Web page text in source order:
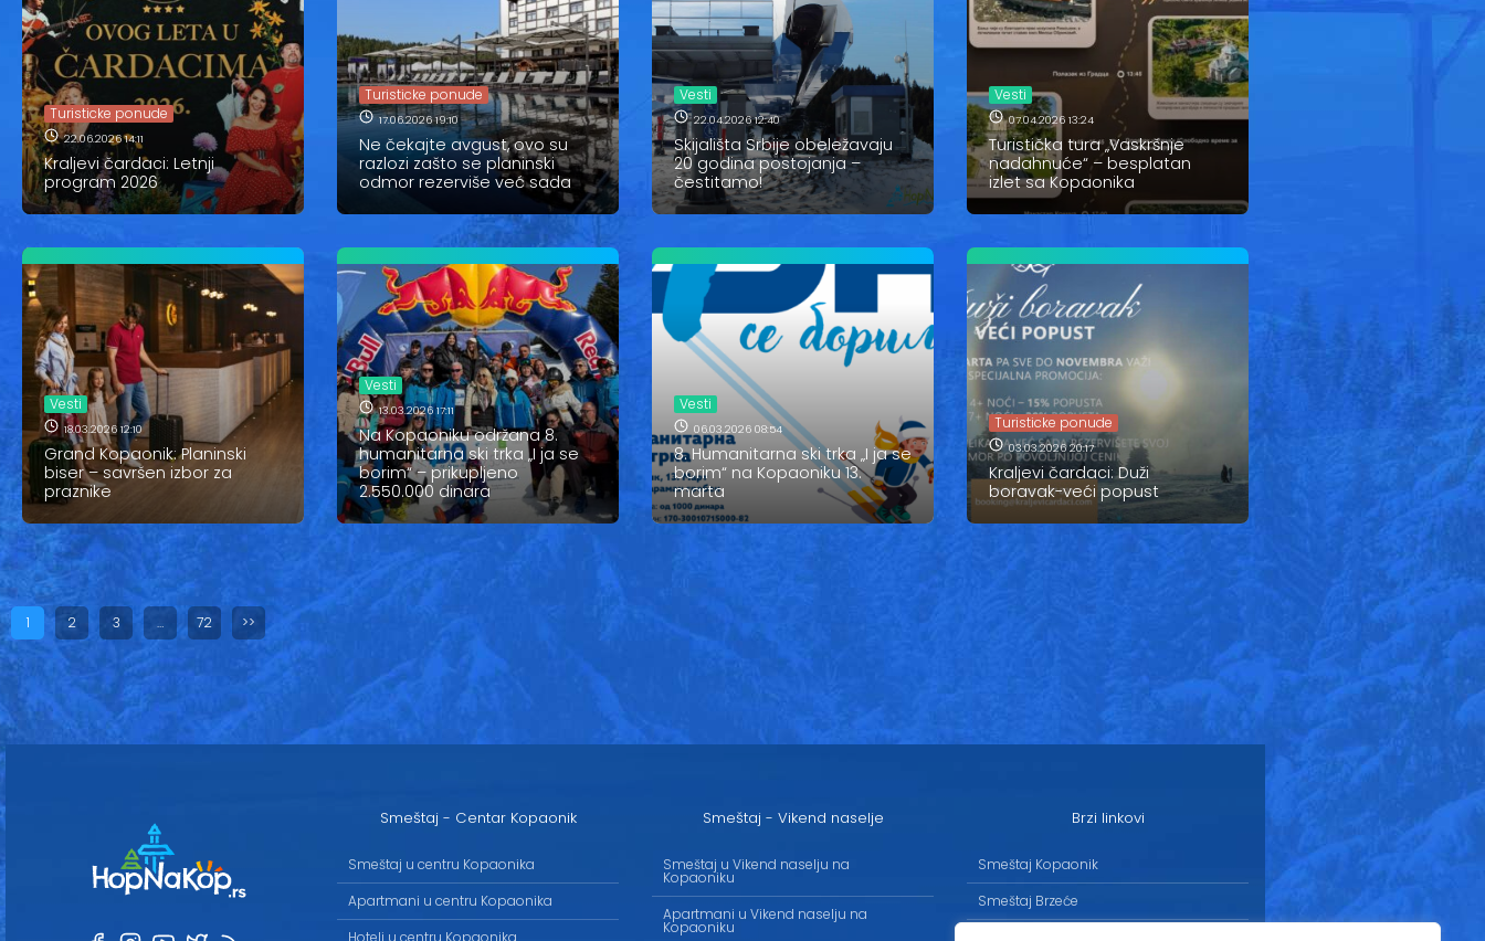
Turisticke ponude
22.06.2026 14:11
Kraljevi čardaci: Letnji
program 2026
Turisticke ponude
17.06.2026 19:10
Ne čekajte avgust, ovo su
razlozi zašto se planinski
odmor rezerviše već sada
Vesti
22.04.2026 12:40
Skijališta Srbije obeležavaju
20 godina postojanja –
čestitamo!
Vesti
07.04.2026 13:24
Turistička tura „Vaskršnje
nadahnuće“ – besplatan
izlet sa Kopaonika
Vesti
18.03.2026 12:10
Grand Kopaonik: Planinski
biser – savršen izbor za
praznike
Vesti
13.03.2026 17:11
Na Kopaoniku održana 8.
humanitarna ski trka „I ja se
borim“ – prikupljeno
2.550.000 dinara
Vesti
06.03.2026 08:54
8. Humanitarna ski trka „I ja se
borim“ na Kopaoniku 13.
marta
Turisticke ponude
03.03.2026 20:17
Kraljevi čardaci: Duži
boravak-veći popust
1 2 3 … 72 >>
Smeštaj - Centar Kopaonik
Smeštaj u centru Kopaonika
Apartmani u centru Kopaonika
Hoteli u centru Kopaonika
Smeštaj - Vikend naselje
Smeštaj u Vikend naselju na
Kopaoniku
Apartmani u Vikend naselju na
Kopaoniku
Brzi linkovi
Smeštaj Kopaonik
Smeštaj Brzeće